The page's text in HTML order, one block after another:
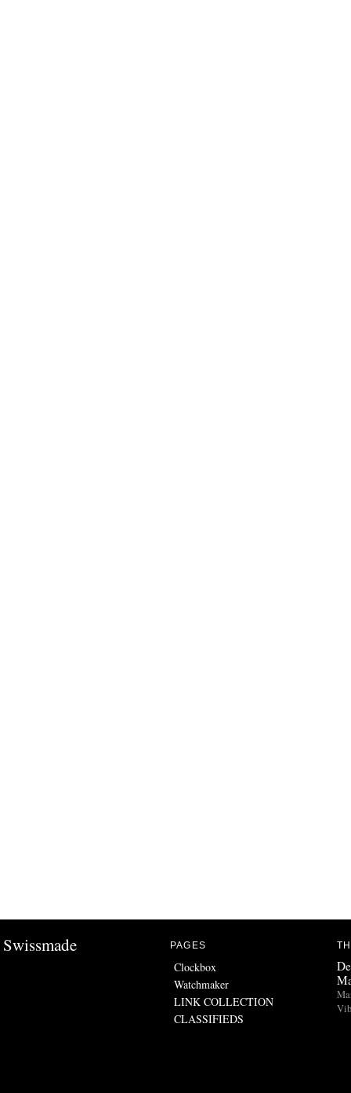
Swissmade PAGES
Clockbox
Watchmaker
LINK COLLECTION
CLASSIFIEDS